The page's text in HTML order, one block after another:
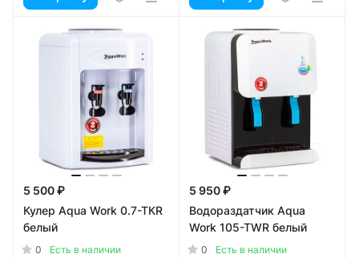
5 500 ₽
Кулер Aqua Work 0.7-TКR
белый
0
Есть в наличии
5 950 ₽
Водораздатчик Aqua
Work 105-TWR белый
0
Есть в наличии